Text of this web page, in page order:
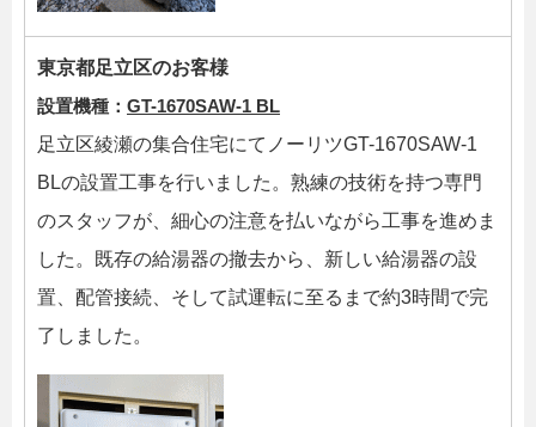
東京都足立区のお客様
設置機種： GT-1670SAW-1 BL
足立区綾瀬の集合住宅にてノーリツGT-1670SAW-1
BLの設置工事を行いました。熟練の技術を持つ専門
のスタッフが、細心の注意を払いながら工事を進めま
した。既存の給湯器の撤去から、新しい給湯器の設
置、配管接続、そして試運転に至るまで約3時間で完
了しました。